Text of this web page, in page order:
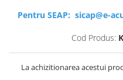
Pentru SEAP: sicap@e-
Cod Produs:
La achizitionarea acestui